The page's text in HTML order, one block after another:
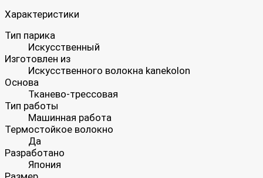
Характеристики
Тип парика
Искусственный
Изготовлен из
Искусственного волокна kanekolon
Основа
Тканево-трессовая
Тип работы
Машинная работа
Термостойкое волокно
Да
Разработано
Япония